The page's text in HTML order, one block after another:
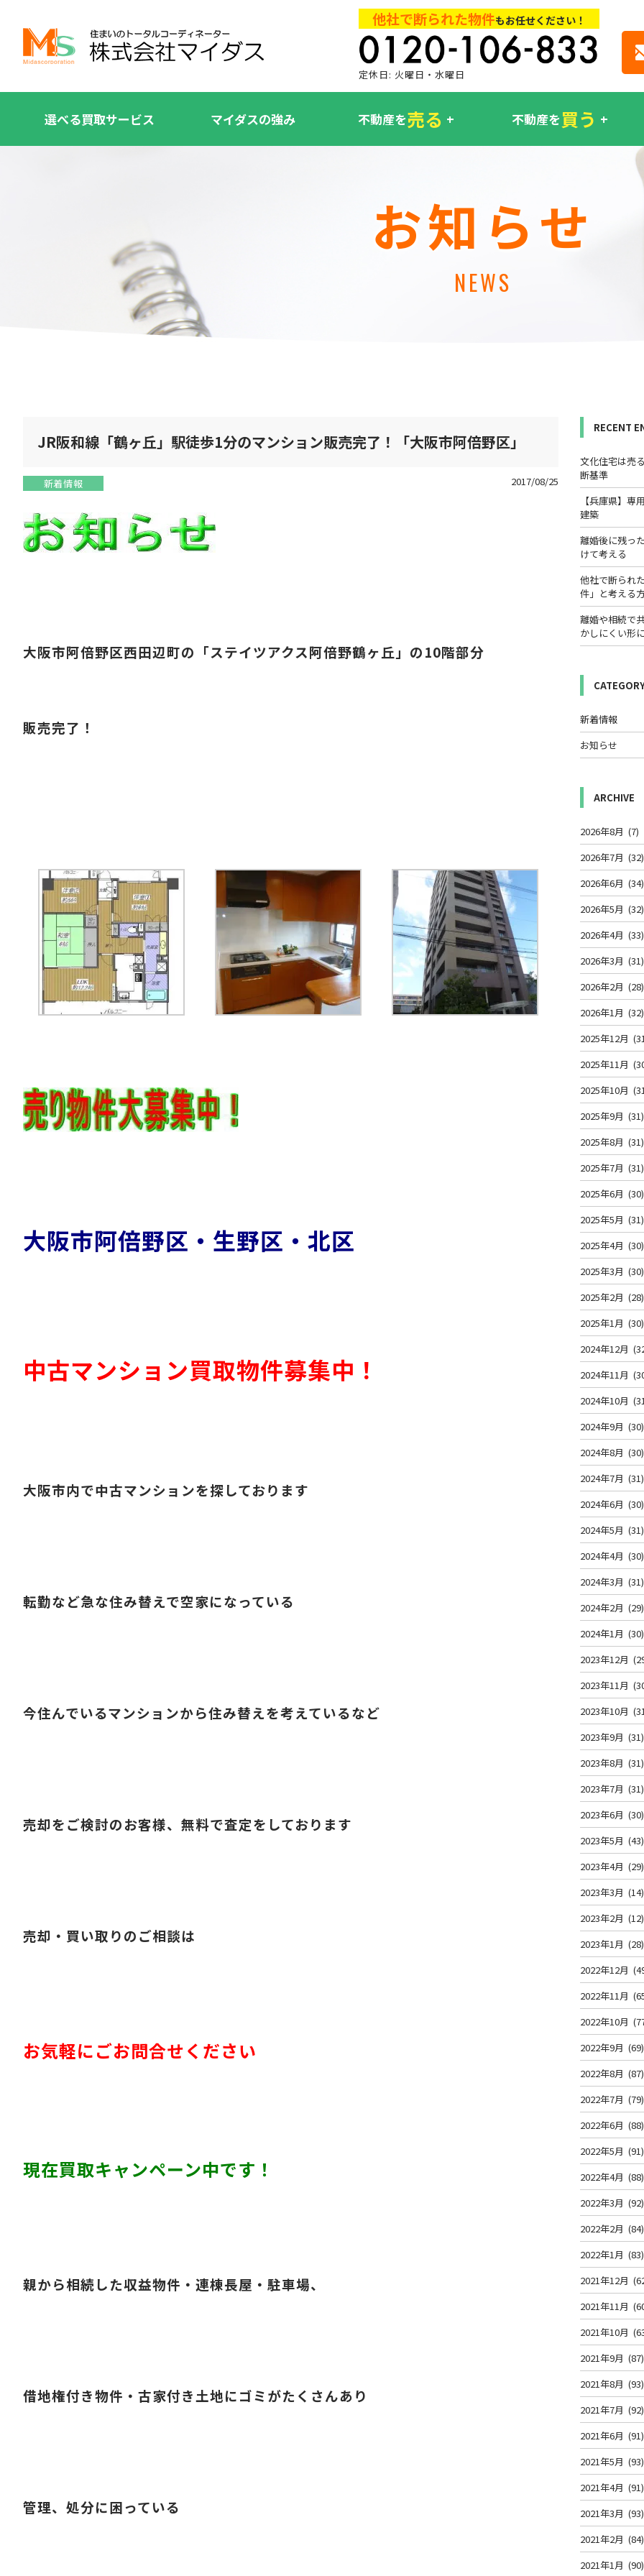
他社で断られた物件もお任せください！
定休日: 火曜日・水曜日
選べる買取サービス マイダスの強み 不動産を売る 不動産を買う
お知らせ
NEWS
JR阪和線「鶴ヶ丘」駅徒歩1分のマンション販売完了！「大阪市阿倍野区」
新着情報 2017/08/25
大阪市阿倍野区西田辺町の「ステイツアクス阿倍野鶴ヶ丘」の10階部分
販売完了！
大阪市阿倍野区・生野区・北区
中古マンション買取物件募集中！
大阪市内で中古マンションを探しております
転勤など急な住み替えで空家になっている
今住んでいるマンションから住み替えを考えているなど
売却をご検討のお客様、無料で査定をしております
売却・買い取りのご相談は
お気軽にごお問合せください
現在買取キャンペーン中です！
親から相続した収益物件・連棟長屋・駐車場、
借地権付き物件・古家付き土地にゴミがたくさんあり
管理、処分に困っている
RECENT
文化住宅は売
断基準
【兵庫県】
建築
離婚後に残っ
けて考える
他社で断られ
件」と考える
離婚や相続で
かしにくい形
新着情報
お知らせ
ARCHIVE
2026年8月 (7)
2026年7月 (32)
2026年6月 (34)
2026年5月 (32)
2026年4月 (33)
2026年3月 (31)
2026年2月 (28)
2026年1月 (32)
2025年12月
2025年11月
2025年10月
2025年9月 (31)
2025年8月 (31)
2025年7月 (31)
2025年6月 (30)
2025年5月 (31)
2025年4月 (30)
2025年3月 (30)
2025年2月 (28)
2025年1月 (30)
2024年12月
2024年11月
2024年10月
2024年9月 (30)
2024年8月 (30)
2024年7月 (31)
2024年6月 (30)
2024年5月 (31)
2024年4月 (30)
2024年3月 (31)
2024年2月 (29)
2024年1月 (30)
2023年12月
2023年11月
2023年10月
2023年9月 (31)
2023年8月 (31)
2023年7月 (31)
2023年6月 (30)
2023年5月 (43)
2023年4月 (29)
2023年3月 (14)
2023年2月 (12)
2023年1月 (28)
2022年12月
2022年11月
2022年10月
2022年9月 (69)
2022年8月 (87)
2022年7月 (79)
2022年6月 (88)
2022年5月 (91)
2022年4月 (88)
2022年3月 (92)
2022年2月 (84)
2022年1月 (83)
2021年12月
2021年11月
2021年10月
2021年9月 (87)
2021年8月 (93)
2021年7月 (92)
2021年6月 (91)
2021年5月 (93)
2021年4月 (91)
2021年3月 (93)
2021年2月 (84)
2021年1月 (90)